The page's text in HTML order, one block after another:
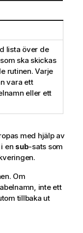
lista över de
ska skickas
rutinen. Varje
vara ett
eller ett
med hjälp av
en sub-sats som
Om
inte ett
tillbaka ut